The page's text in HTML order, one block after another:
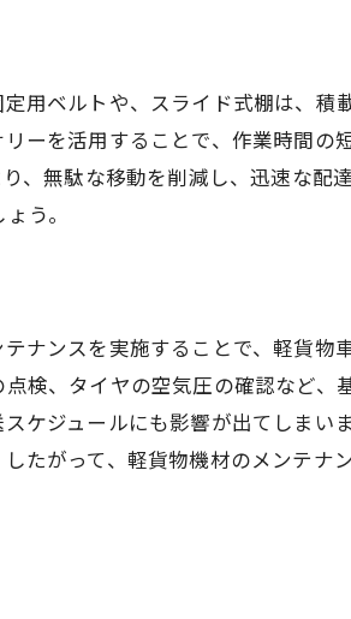
び方
用ベルトや、スライド式棚は、積
ーを活用することで、作業時間の短
、無駄な移動を削減し、迅速な配達
う。
ナンスを実施することで、軽貨物
検、タイヤの空気圧の確認など、
ケジュールにも影響が出てしまい
たがって、軽貨物機材のメンテナ